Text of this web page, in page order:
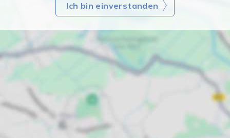
Ich bin einverstanden